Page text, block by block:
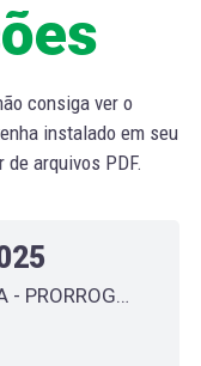
consiga ver o
instalado em seu
arquivos PDF.
ROBERTO RODRIGUES DA SILVA - PRORROGA DESIGNAÇÃO DE SERVIDOR TEMPORÁRIO QUE ESPECIFICA